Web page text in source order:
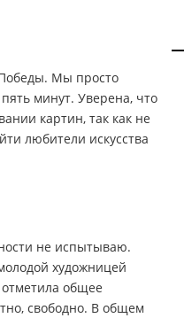
Мы просто
минут. Уверена, что
картин, так как не
любители искусства
не испытываю.
художницей
общее
свободно. В общем